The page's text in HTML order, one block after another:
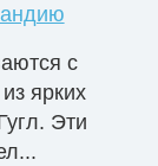
с
ярких
Эти